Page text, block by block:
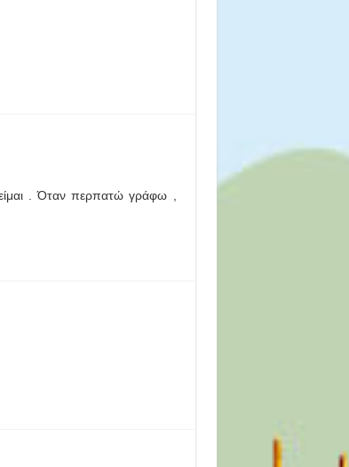
. Όταν περπατώ γράφω ,